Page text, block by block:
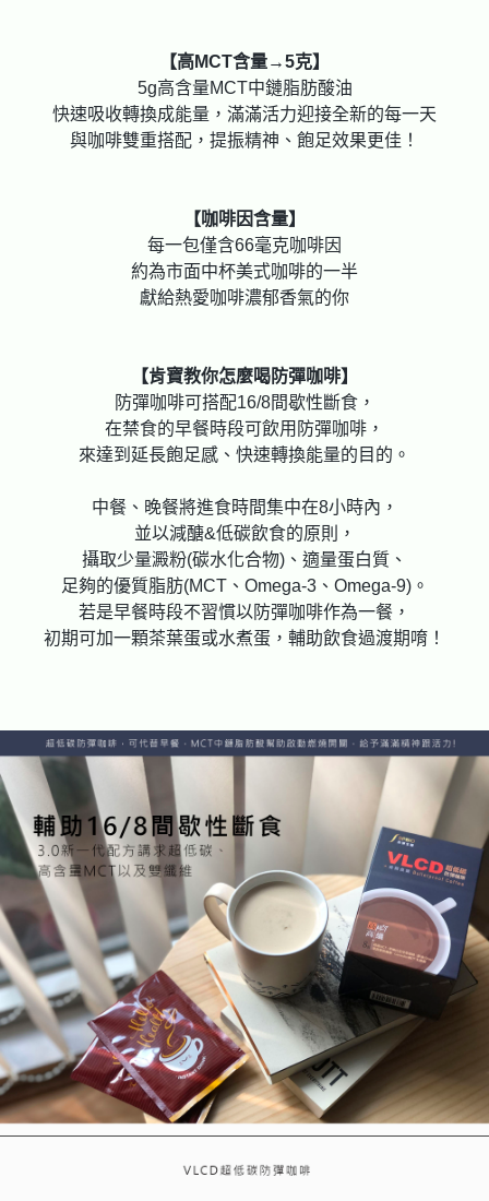
【高MCT含量→5克】
5g高含量MCT中鏈脂肪酸油
快速吸收轉換成能量，滿滿活力迎接全新的每一天
與咖啡雙重搭配，提振精神、飽足效果更佳！
【咖啡因含量】
每一包僅含66毫克咖啡因
約為市面中杯美式咖啡的一半
獻給熱愛咖啡濃郁香氣的你
【肯寶教你怎麼喝防彈咖啡】
防彈咖啡可搭配16/8間歇性斷食，
在禁食的早餐時段可飲用防彈咖啡，
來達到延長飽足感、快速轉換能量的目的。
中餐、晚餐將進食時間集中在8小時內，
並以減醣&低碳飲食的原則，
攝取少量澱粉(碳水化合物)、適量蛋白質、
足夠的優質脂肪(MCT、Omega-3、Omega-9)。
若是早餐時段不習慣以防彈咖啡作為一餐，
初期可加一顆茶葉蛋或水煮蛋，輔助飲食過渡期唷！